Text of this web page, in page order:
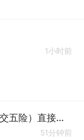
1小时前
招熟练经编整经工三班倒(包饭交五险）直接电话联系
51分钟前